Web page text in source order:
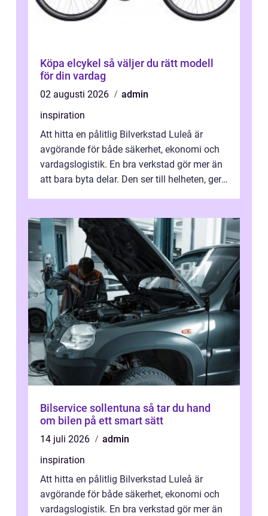
Köpa elcykel så väljer du rätt modell
för din vardag
02 augusti 2026
admin
inspiration
Att hitta en pålitlig Bilverkstad Luleå är
avgörande för både säkerhet, ekonomi och
vardagslogistik. En bra verkstad gör mer än
att bara byta delar. Den ser till helheten, ger
Bilservice sollentuna så tar du hand
om bilen på ett smart sätt
14 juli 2026
admin
inspiration
Att hitta en pålitlig Bilverkstad Luleå är
avgörande för både säkerhet, ekonomi och
vardagslogistik. En bra verkstad gör mer än